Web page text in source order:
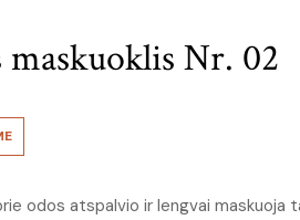
maskuoklis Nr. 02
odos atspalvio ir lengvai maskuoja